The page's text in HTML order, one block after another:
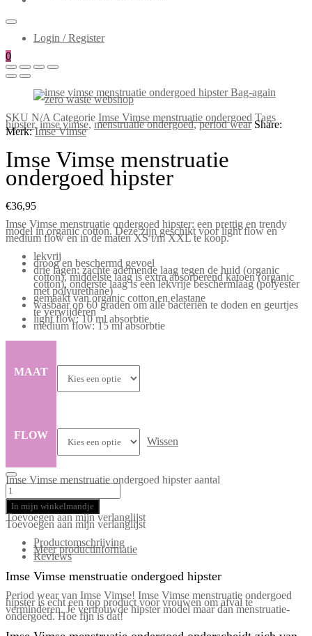
Login / Register
0
SKU N/A Categorie Imse Vimse menstruatie ondergoed Tags
hipster,imse vimse,menstruatie ondergoed,period wear Share:
Merk:Imse Vimse
Imse Vimse menstruatie
ondergoed hipster
€36,95
Imse Vimse menstruatie ondergoed hipster: een prettig en trendy
model in organic cotton. Deze zijn geschikt voor light flow en
medium flow en in de maten XS t/m XXL te koop.
lekvrij
droog en beschermd gevoel
drie lagen: zachte ademende laag tegen de huid (organic
cotton), middelste laag is extra absorberend katoen (organic
cotton), onderste laag is een lekvrije beschermlaag (polyester
met polyurethane)
gemaakt van organic cotton en elastane
wasbaar op 60 graden om alle bacteriën te doden en geurtjes
te verwijderen
light flow: 10 ml absorbtie
medium flow: 15 ml absorbtie
MAAT
FLOW
Wissen
Imse Vimse menstruatie ondergoed hipster aantal
In mijn winkelmandje
Toevoegen aan mijn verlanglijst
Toevoegen aan mijn verlanglijst
Productomschrijving
Meer productinformatie
Reviews
Imse Vimse menstruatie ondergoed hipster
Period wear van Imse Vimse! Imse Vimse menstruatie ondergoed
hipster is echt een top product voor vrouwen om afval te
verminderen. Je vertrouwde hipster model maar dan menstruatie-
ondergoed. Hoe fijn is dat!